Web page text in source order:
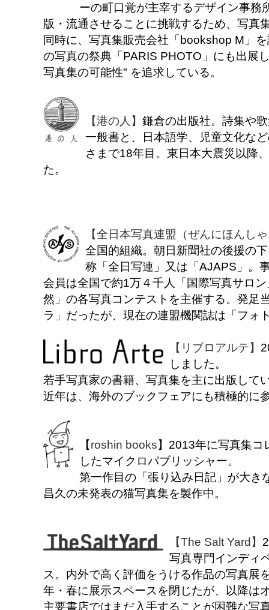
ーの町口覚が主宰するデザイン事務
版・流通させることに挑戦するため、写真
同時に、写真集販売会社「bookshop M」
の写真の祭典「PARIS PHOTO」にも出展
写真集の可能性" を追求している。
【港の人】 鎌倉の出版社。詩集や
一般書と、日本語学、児童文化な
さまで18年目。東日本大震災以降
た。
【全日本写真連盟（ぜんにほんし
全国的組織。朝日新聞社の後援の
称「全日写連」又は「AJAPS」。
会員は全国で約1万４千人「国際写真サロ
然」の各写真コンテストを主催する。発足
ラ」だったが、現在の連盟機関誌は「フォ
【リブロアルテ】
しました。
若手写真家の書籍、写真集を主に出版して
近年は、海外のブックフェアにも積極的に
【roshin books】2013年に写真集コ
したマイクロパブリッシャー。
第一作目の「張り込み日記」が大き
昌久の未発表の猫写真集を製作中。
【The Salt Yard】
写真専門インディ
ス。内外で高く評価をうける作品の写真展
年・春に展示スペースを閉じたが、以降は
主要書店ではまだ入手することが困難な写